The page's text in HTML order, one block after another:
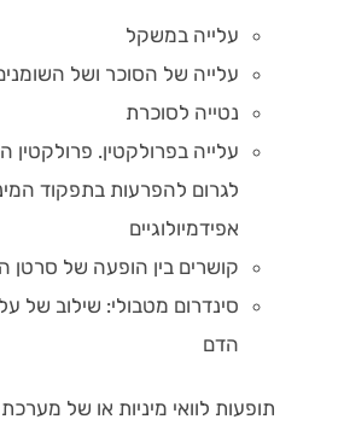
עלייה במשקל
עלייה של הסוכר ושל
נטייה לסוכרת
עלייה בפרולקטין.
לגרום להפרעות בתפקוד
אפידמיולוגיים
קושרים בין הופעה של סרטן
סינדרום מטבולי: שילוב של
הדם
תופעות לוואי מיניות או של